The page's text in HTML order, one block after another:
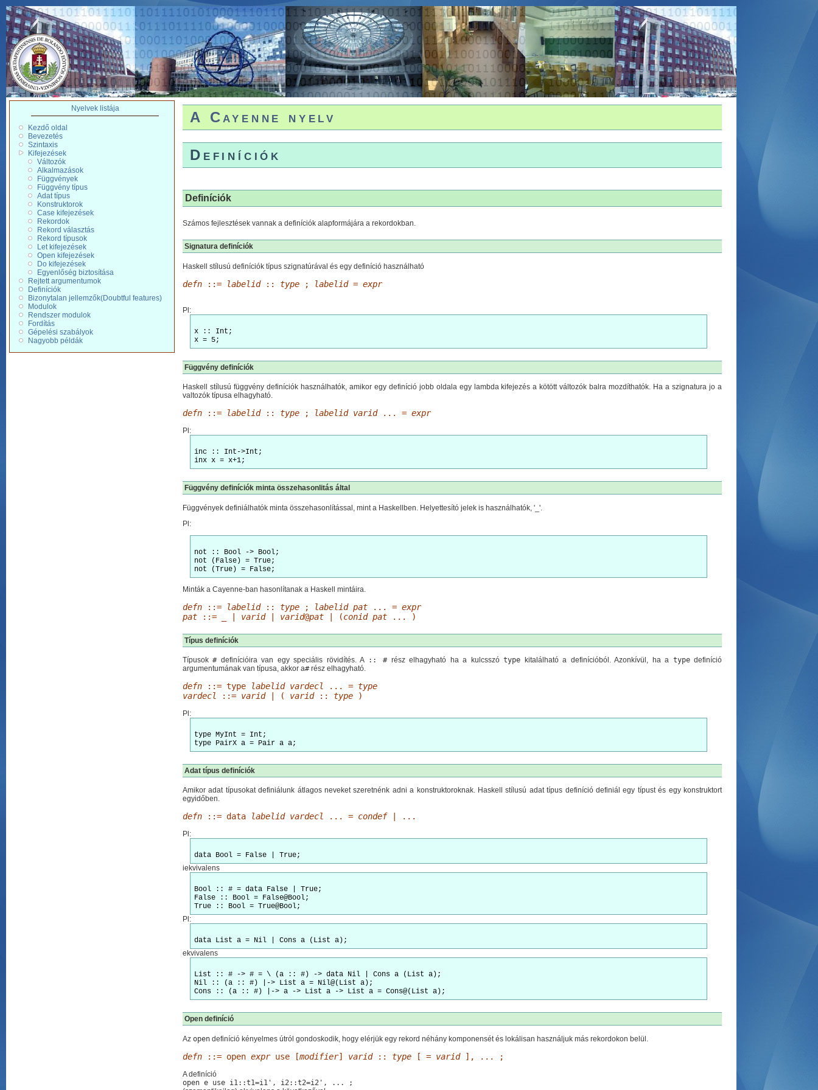
Nyelvek listája
Kezdő oldal
Bevezetés
Szintaxis
Kifejezések
Változók
Alkalmazások
Függvények
Függvény típus
Adat típus
Konstruktorok
Case kifejezések
Rekordok
Rekord választás
Rekord típusok
Let kifejezések
Open kifejezések
Do kifejezések
Egyenlőség biztosítása
Rejtett argumentumok
Definíciók
Bizonytalan jellemzők(Doubtful features)
Modulok
Rendszer modulok
Fordítás
Gépelési szabályok
Nagyobb példák
A Cayenne nyelv
Definíciók
Definíciók
Számos fejlesztések vannak a definíciók alapformájára a rekordokban.
Signatura definíciók
Haskell stílusú definíciók típus szignatúrával és egy definíció használható
defn ::= labelid:: type ; labelid= expr
Pl:
x :: Int;
x = 5;
Függvény definíciók
Haskell stílusú függvény definíciók használhatók, amikor egy definíció jobb oldala egy lambda kifejezés a kötött változók balra mozdíthatók. Ha a szignatura jo a
valtozók típusa elhagyható.
defn ::= labelid:: type ; labelid varid... = expr
Pl:
inc :: Int->Int;
inx x = x+1;
Függvény definíciók minta összehasonlitás által
Függvények definiálhatók minta összehasonlítással, mint a Haskellben. Helyettesító jelek is használhatók, '_'.
Pl:
not :: Bool -> Bool;
not (False) = True;
not (True) = False;
Minták a Cayenne-ban hasonlítanak a Haskell mintáira.
defn ::= labelid:: type ; labelid pat ... = expr
pat ::= _ | varid| varid@pat | (conid pat ... )
Típus definíciók
Típusok#definícióira van egy speciális rövidítés. A :: #rész elhagyható ha a kulcsszótype kitalálható a definícióból. Azonkívül, ha a typedefiníció
argumentumának van típusa, akkor a#rész elhagyható.
defn ::= type labelid vardecl ... = type
vardecl
::= varid| ( varid:: type )
Pl:
type MyInt = Int;
Adat típus definíciók
Amikor adat típusokat definiálunk átlagos neveket szeretnénk adni a konstruktoroknak. Haskell stílusú adat típus definíció definiál egy típust és egy konstruktort
egyidőben.
defn ::= data labelid vardecl ... = condef| ...
Pl:
data Bool = False | True;
iekvivalens
Bool :: # = data False | True;
False :: Bool = False@Bool;
Pl:
data List a = Nil | Cons a (List a);
ekvivalens
List :: # -> # = \ (a :: #) -> data Nil | Cons a (List a);
Nil :: (a :: #) |-> List a = Nil@(List a);
Open definíció
Az open definíció kényelmes útról gondoskodik, hogy elérjük egy rekord néhány komponensét és lokálisan használjuk más rekordokon belül.
defn ::= open expruse [modifier] varid:: type [ = varid], ... ;
A definíció
open e use i1::t1=i1', i2::t2=i2', ... ;